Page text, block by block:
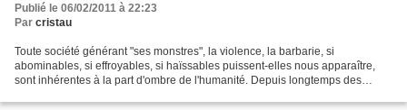
Publié le 06/02/2011 à 22:23
Par cristau
Toute société générant "ses monstres", la violence, la barbarie, si
abominables, si effroyables, si haïssables puissent-elles nous apparaître,
sont inhérentes à la part d'ombre de l'humanité. Depuis longtemps des